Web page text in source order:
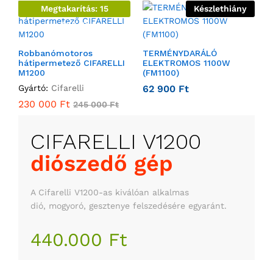
Megtakarítás: 15
000 Ft
Robbanómotoros
hátipermetező CIFARELLI
M1200
Gyártó: Cifarelli
230 000 Ft 245 000Ft
Készlethiány
TERMÉNYDARÁLÓ
ELEKTROMOS 1100W
(FM1100)
62 900 Ft
CIFARELLI V1200
diószedő gép
A Cifarelli V1200-as kiválóan alkalmas
dió, mogyoró, gesztenye felszedésére egyaránt.
440.000 Ft